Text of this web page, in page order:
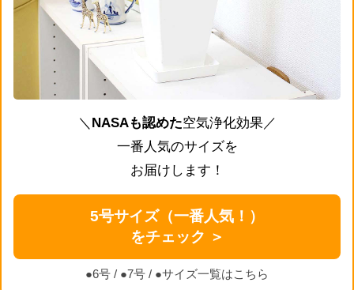
＼ NASAも認めた空気浄化効果／
一番人気のサイズを
お届けします！
5号サイズ（一番人気！）
をチェック ＞
●6号 / ●7号 / ●サイズ一覧はこちら